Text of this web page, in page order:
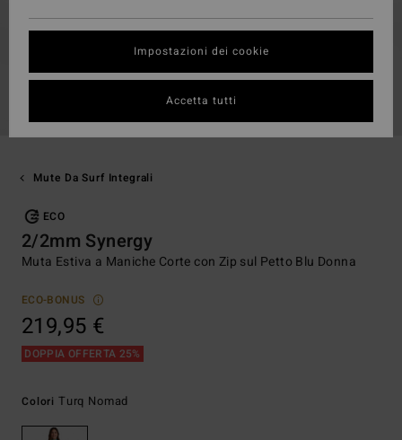
Mute Da Surf Integrali
ECO
2/2mm Synergy
Muta Estiva a Maniche Corte con Zip sul Petto Blu Donna
ECO-BONUS
219,95 €
DOPPIA OFFERTA 25%
Colori Turq Nomad
Impostazioni dei cookie
Accetta tutti